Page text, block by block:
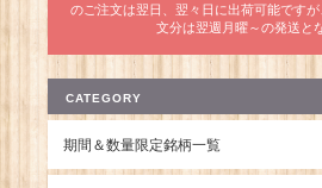
のご注文は翌日、翌々日に出荷可能です
文分は翌週月曜～の発送と
CATEGORY
期間＆数量限定銘柄一覧